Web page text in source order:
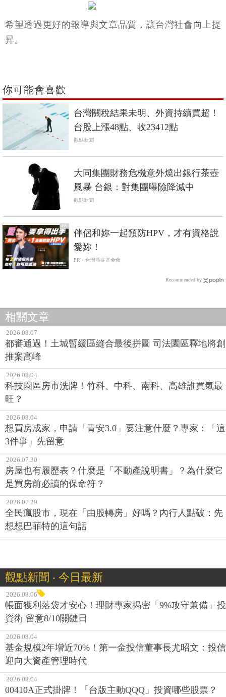
希望透過更好的報導與文章品質，讓台灣社會向上提
昇。
你可能會喜歡
台灣關稅結果未明、外資持續買超！
台股上漲48點、收23412點
觀點新聞
大同集團財務危機意外燒出銀行茶壺
風暴 台銀：對集團曝險降減中
觀點新聞
PR
伴侶和妳一起預防HPV，才有資格說
愛妳！
PR・台灣癌症基金會
Recommended by
相關文章
2026.08.07
都審通過！土城暫緩區縫合最後拼圖 司法園區釋地將創
推案高峰
2026.08.04
科技園區房市洗牌！竹科、中科、南科、高雄誰買氣最
旺？
2026.08.04
想買房成家，申請「青安3.0」要注意什麼？專家：「這
3件事」先留意
2026.07.30
房屋也有履歷表？什麼是「不動產說明書」？為什麼它
是買房前必讀的保命符？
2026.07.29
全民瘋股市，現在「由股轉房」好嗎？內行人點破：先
想想巴菲特的這句話
觀點新聞 ‧ 今日最新
2026.08.06
帳面獲利落袋才安心！理財專家揭密「9%攻守兼備」投
資術 留意8/10關鍵日
2026.08.04
基金規模2年增近70%！第一金投信董事長尤昭文：投信
迎向大資產管理時代
2026.08.04
00410A正式掛牌！「台版主動QQQ」投資哪些股票？